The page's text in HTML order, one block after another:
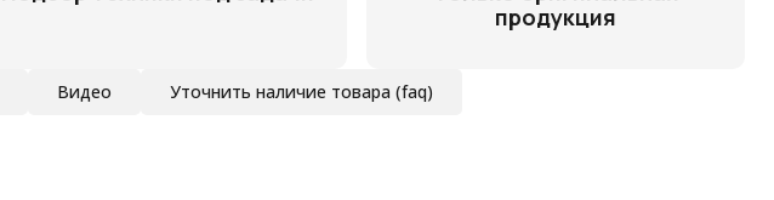
продукция
Видео Уточнить наличие товара (faq)